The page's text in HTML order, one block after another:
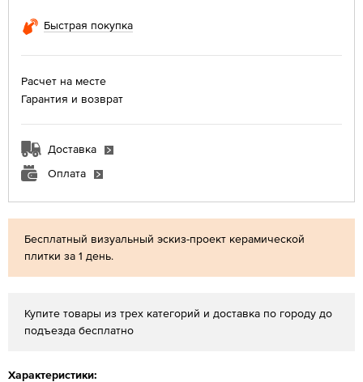
Бесплатный визуальный эскиз-проект керамической
плитки за 1 день.
Купите товары из трех категорий и доставка по городу до
подъезда бесплатно
Характеристики:
Быстрая покупка
Расчет на месте
Гарантия и возврат
Доставка
Оплата